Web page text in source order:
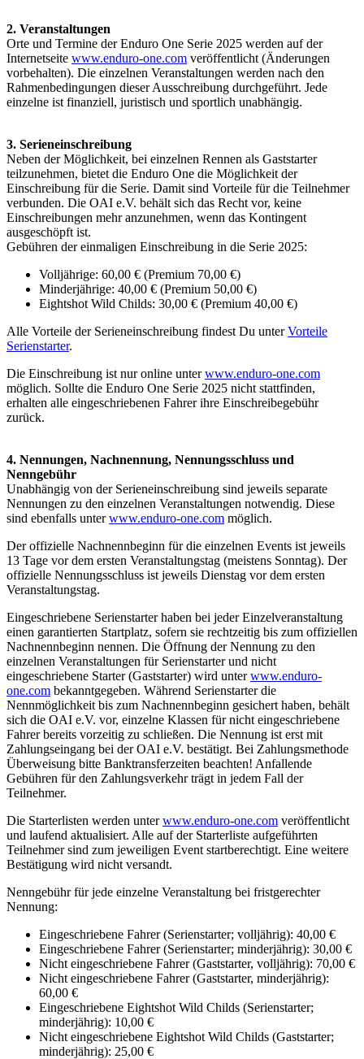
2. Veranstaltungen
Orte und Termine der Enduro One Serie 2025 werden auf der
Internetseite www.enduro-one.com veröffentlicht (Änderungen
vorbehalten). Die einzelnen Veranstaltungen werden nach den
Rahmenbedingungen dieser Ausschreibung durchgeführt. Jede
einzelne ist finanziell, juristisch und sportlich unabhängig.
3. Serieneinschreibung
Neben der Möglichkeit, bei einzelnen Rennen als Gaststarter
teilzunehmen, bietet die Enduro One die Möglichkeit der
Einschreibung für die Serie. Damit sind Vorteile für die Teilnehmer
verbunden. Die OAI e.V. behält sich das Recht vor, keine
Einschreibungen mehr anzunehmen, wenn das Kontingent
ausgeschöpft ist.
Gebühren der einmaligen Einschreibung in die Serie 2025:
Volljährige: 60,00 € (Premium 70,00 €)
Minderjährige: 40,00 € (Premium 50,00 €)
Eightshot Wild Childs: 30,00 € (Premium 40,00 €)
Alle Vorteile der Serieneinschreibung findest Du unterVorteile
Serienstarter.
Die Einschreibung ist nur online unterwww.enduro-one.com
möglich. Sollte die Enduro One Serie 2025 nicht stattfinden,
erhalten alle eingeschriebenen Fahrer ihre Einschreibegebühr
zurück.
4. Nennungen, Nachnennung, Nennungsschluss und
Nenngebühr
Unabhängig von der Serieneinschreibung sind jeweils separate
Nennungen zu den einzelnen Veranstaltungen notwendig. Diese
sind ebenfalls unterwww.enduro-one.com möglich.
Der offizielle Nachnennbeginn für die einzelnen Events ist jeweils
13 Tage vor dem ersten Veranstaltungstag (meistens Sonntag). Der
offizielle Nennungsschluss ist jeweils Dienstag vor dem ersten
Veranstaltungstag.
Eingeschriebene Serienstarter haben bei jeder Einzelveranstaltung
einen garantierten Startplatz, sofern sie rechtzeitig bis zum offiziellen
Nachnennbeginn nennen. Die Öffnung der Nennung zu den
einzelnen Veranstaltungen für Serienstarter und nicht
eingeschriebene Starter (Gaststarter) wird unterwww.enduro-
one.com bekanntgegeben. Während Serienstarter die
Nennmöglichkeit bis zum Nachnennbeginn gesichert haben, behält
sich die OAI e.V. vor, einzelne Klassen für nicht eingeschriebene
Fahrer bereits vorzeitig zu schließen. Die Nennung ist erst mit
Zahlungseingang bei der OAI e.V. bestätigt. Bei Zahlungsmethode
Überweisung bitte Banktransferzeiten beachten! Anfallende
Gebühren für den Zahlungsverkehr trägt in jedem Fall der
Teilnehmer.
Die Starterlisten werden unterwww.enduro-one.com veröffentlicht
und laufend aktualisiert. Alle auf der Starterliste aufgeführten
Teilnehmer sind zum jeweiligen Event startberechtigt. Eine weitere
Bestätigung wird nicht versandt.
Nenngebühr für jede einzelne Veranstaltung bei fristgerechter
Nennung:
Eingeschriebene Fahrer (Serienstarter; volljährig): 40,00 €
Eingeschriebene Fahrer (Serienstarter; minderjährig): 30,00 €
Nicht eingeschriebene Fahrer (Gaststarter, volljährig): 70,00 €
Nicht eingeschriebene Fahrer (Gaststarter, minderjährig):
60,00 €
Eingeschriebene Eightshot Wild Childs (Serienstarter;
minderjährig): 10,00 €
Nicht eingeschriebene Eightshot Wild Childs (Gaststarter;
minderjährig): 25,00 €